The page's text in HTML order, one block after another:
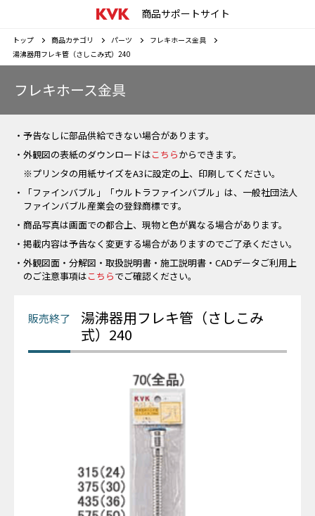
商品サポートサイト
トップ 商品カテゴリ パーツ
フレキホース金具
湯沸器用フレキ管（さしこみ式）240
フレキホース金具
・予告なしに部品供給できない場合があります。
・外観図の表紙のダウンロードはこちらからできます。
※プリンタの用紙サイズをA3に設定の上、印刷してください。
・「ファインバブル」「ウルトラファインバブル」は、一般社団法人
ファインバブル産業会の登録商標です。
・商品写真は画面での都合上、現物と色が異なる場合があります。
・掲載内容は予告なく変更する場合がありますのでご了承ください。
・外観図面・分解図・取扱説明書・施工説明書・CADデータご利用上
のご注意事項はこちらでご確認ください。
湯沸器用フレキ管（さしこみ
式）240